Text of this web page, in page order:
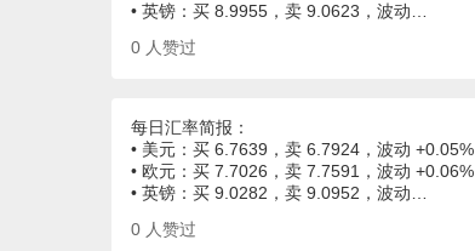
• 英镑：买 8.9955，卖 9.0623，波动…
0 人赞过
每日汇率简报：
• 美元：买 6.7639，卖 6.7924，波动 +0.05%
• 欧元：买 7.7026，卖 7.7591，波动 +0.06%
• 英镑：买 9.0282，卖 9.0952，波动…
0 人赞过